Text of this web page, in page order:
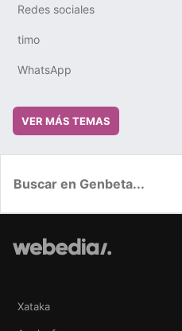
Redes sociales
timo
WhatsApp
VER MÁS TEMAS
Xataka